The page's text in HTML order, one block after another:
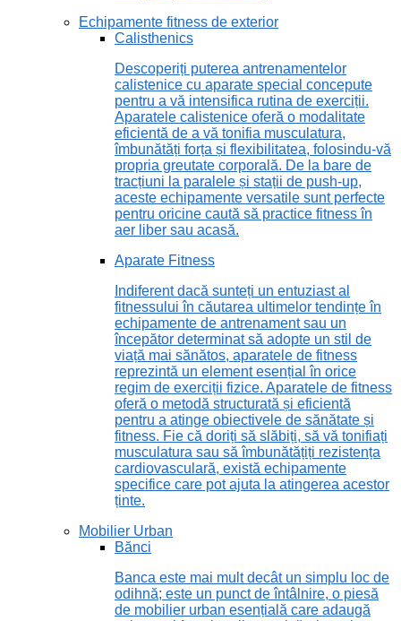
Echipamente fitness de exterior
Calisthenics
Descoperiți puterea antrenamentelor
calistenice cu aparate special concepute
pentru a vă intensifica rutina de exerciții.
Aparatele calistenice oferă o modalitate
eficientă de a vă tonifia musculatura,
îmbunătăți forța și flexibilitatea, folosindu-vă
propria greutate corporală. De la bare de
tracțiuni la paralele și stații de push-up,
aceste echipamente versatile sunt perfecte
pentru oricine caută să practice fitness în
aer liber sau acasă.
Aparate Fitness
Indiferent dacă sunteți un entuziast al
fitnessului în căutarea ultimelor tendințe în
echipamente de antrenament sau un
începător determinat să adopte un stil de
viață mai sănătos, aparatele de fitness
reprezintă un element esențial în orice
regim de exerciții fizice. Aparatele de fitness
oferă o metodă structurată și eficientă
pentru a atinge obiectivele de sănătate și
fitness. Fie că doriți să slăbiți, să vă tonifiați
musculatura sau să îmbunătățiți rezistența
cardiovasculară, există echipamente
specifice care pot ajuta la atingerea acestor
ținte.
Mobilier Urban
Bănci
Banca este mai mult decât un simplu loc de
odihnă; este un punct de întâlnire, o piesă
de mobilier urban esențială care adaugă